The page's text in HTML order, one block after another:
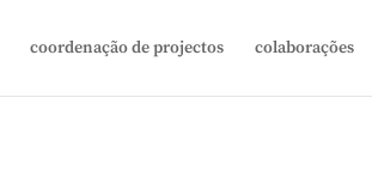
coordenação de projectos colaborações